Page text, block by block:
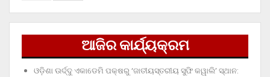
ଆଜିର କାର୍ଯ୍ୟକ୍ରମ
ଓଡ଼ିଶା ଊର୍ଦ୍ଦୁ ଏକାଡେମି ପକ୍ଷରୁ ‘ଜାତୀୟସ୍ତରୀୟ ସୁଫି କୱାଲି’ ସ୍ଥାନ: